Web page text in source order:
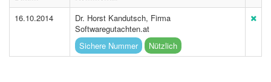
16.10.2014
Dr. Horst Kandutsch, Firma
Softwaregutachten.at
Sichere Nummer
Nützlich